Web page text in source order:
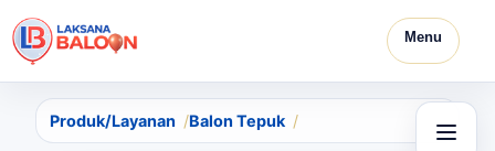
Menu
Produk/Layanan Balon Tepuk